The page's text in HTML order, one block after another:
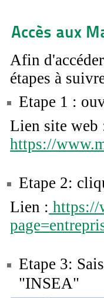
Accès aux
Afin
étapes à
Etape 1 :
Lien site web
https://
Etape 2:
Lien : https://
Etape 3:
"INSEA"